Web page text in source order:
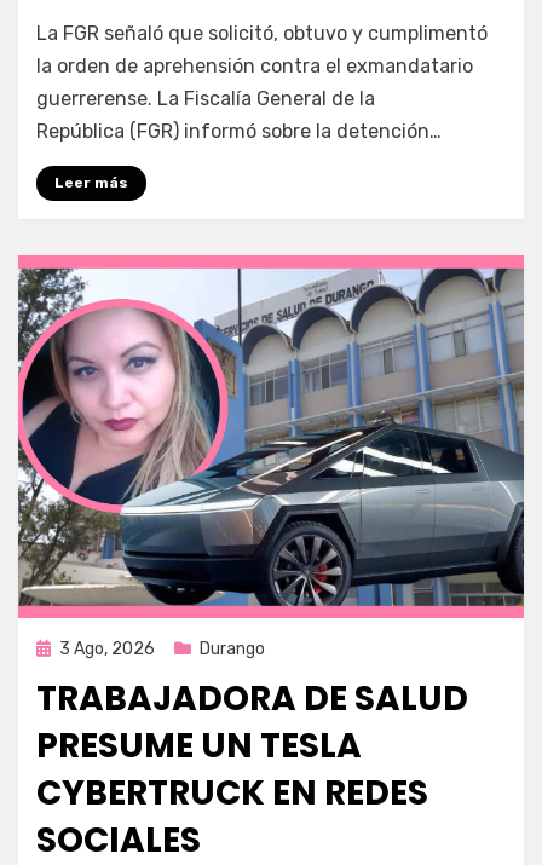
porFernando Miranda Servín
La FGR señaló que solicitó, obtuvo y cumplimentó
la orden de aprehensión contra el exmandatario
guerrerense. La Fiscalía General de la
República (FGR) informó sobre la detención…
Leer más
Publicada
3 Ago, 2026 Durango
TRABAJADORA DE SALUD
PRESUME UN TESLA
CYBERTRUCK EN REDES
SOCIALES